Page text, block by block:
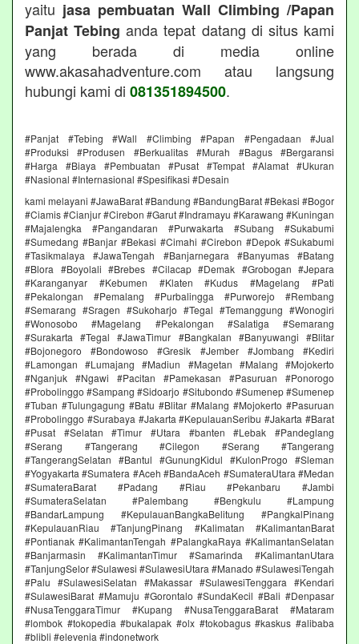
yaitu jasa pembuatan Wall Climbing /Papan
Panjat Tebing anda tepat datang di situs kami
yang berada di media online
www.akasahadventure.com atau langsung
hubungi kami di 081351894500.
#Panjat #Tebing #Wall #Climbing #Papan #Pengadaan #Jual
#Produksi #Produsen #Berkualitas #Murah #Bagus #Bergaransi
#Harga #Biaya #Pembuatan #Pusat #Tempat #Alamat #Ukuran
#Nasional #Internasional #Spesifikasi #Desain
kami melayani #JawaBarat #Bandung #BandungBarat #Bekasi #Bogor
#Ciamis #Cianjur #Cirebon #Garut #Indramayu #Karawang #Kuningan
#Majalengka #Pangandaran #Purwakarta #Subang #Sukabumi
#Sumedang #Banjar #Bekasi #Cimahi #Cirebon #Depok #Sukabumi
#Tasikmalaya #JawaTengah #Banjarnegara #Banyumas #Batang
#Blora #Boyolali #Brebes #Cilacap #Demak #Grobogan #Jepara
#Karanganyar #Kebumen #Klaten #Kudus #Magelang #Pati
#Pekalongan #Pemalang #Purbalingga #Purworejo #Rembang
#Semarang #Sragen #Sukoharjo #Tegal #Temanggung #Wonogiri
#Wonosobo #Magelang #Pekalongan #Salatiga #Semarang
#Surakarta #Tegal #JawaTimur #Bangkalan #Banyuwangi #Blitar
#Bojonegoro #Bondowoso #Gresik #Jember #Jombang #Kediri
#Lamongan #Lumajang #Madiun #Magetan #Malang #Mojokerto
#Nganjuk #Ngawi #Pacitan #Pamekasan #Pasuruan #Ponorogo
#Probolinggo #Sampang #Sidoarjo #Situbondo #Sumenep #Sumenep
#Tuban #Tulungagung #Batu #Blitar #Malang #Mojokerto #Pasuruan
#Probolinggo #Surabaya #Jakarta #KepulauanSeribu #Jakarta #Barat
#Pusat #Selatan #Timur #Utara #banten #Lebak #Pandeglang
#Serang #Tangerang #Cilegon #Serang #Tangerang
#TangerangSelatan #Bantul #GunungKidul #KulonProgo #Sleman
#Yogyakarta #Sumatera #Aceh #BandaAceh #SumateraUtara #Medan
#SumateraBarat #Padang #Riau #Pekanbaru #Jambi
#SumateraSelatan #Palembang #Bengkulu #Lampung
#BandarLampung #KepulauanBangkaBelitung #PangkalPinang
#KepulauanRiau #TanjungPinang #Kalimatan #KalimantanBarat
#Pontianak #KalimantanTengah #PalangkaRaya #KalimantanSelatan
#Banjarmasin #KalimantanTimur #Samarinda #KalimantanUtara
#TanjungSelor #Sulawesi #SulawesiUtara #Manado #SulawesiTengah
#Palu #SulawesiSelatan #Makassar #SulawesiTenggara #Kendari
#SulawesiBarat #Mamuju #Gorontalo #SundaKecil #Bali #Denpasar
#NusaTenggaraTimur #Kupang #NusaTenggaraBarat #Mataram
#lombok #tokopedia #bukalapak #olx #tokobagus #kaskus #alibaba
#blibli #elevenia #indonetwork